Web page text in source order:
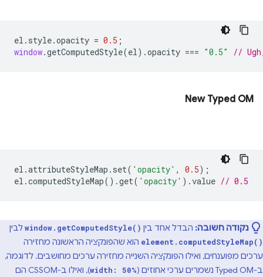
el . style.opacity = 0.5 ;
window.getComputedStyle(el).opacity === "0.5" //
New Typed OM
el .attributeStyleMap . set( 'opacity' , 0.5);
el .computedStyleMap().get( 'opacity' ).value // 0.5
נקודה חשובה: הבדל אחד בין window.getComputedStyle()לבין
element.computedStyleMap() הוא שהפונקציה הראשונה מחזירה
ערכים מפוענחים, ואילו הפונקציה השנייה מחזירה ערכים מחושבים. לדוגמה,
ב-Typed OM נשמרים ערכי אחוזים (
width: 50%
), ואילו ב-CSSOM הם